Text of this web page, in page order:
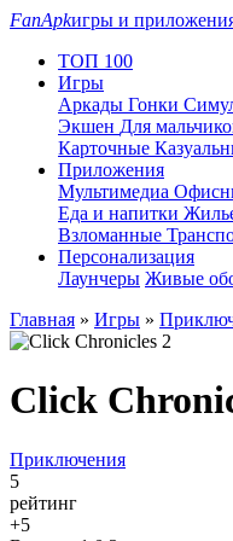
FanApkигры и
ТОП 100
Игры
Аркады Гонки
Экшен Для
Карточные
Приложения
Мультимедиа
Еда и напитки
Взломанные
Персонализация
Лаунчеры Живые
Главная » Игры »
Click
Приключения
5
рейтинг
+5